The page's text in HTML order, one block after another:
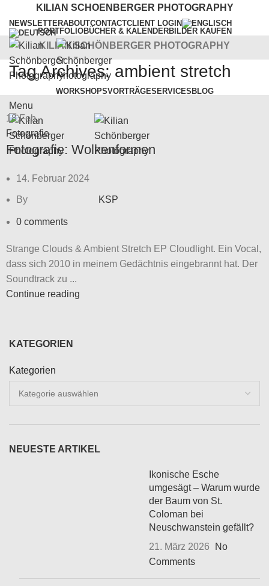
KILIAN SCHOENBERGER PHOTOGRAPHY
NEWSLETTERABOUTCONTACTCLIENT LOGIN
KILIAN SCHÖNBERGER PHOTOGRAPHY
PORTFOLIOBÜCHER & KALENDERBILDER KAUFEN
WORKSHOPSVORTRÄGESERVICES BLOG
Menu
Tag Archives: ambient stretch
18Feb.
Fotografie
Fotografie: Wolkenformen
14. Februar 2024
By KSP
0 comments
Strange Clouds & Ambient Stretch EP Cloudlight. Ein Vocal,
dass sich 2010 in meinem Gedächtnis eingebrannt hat. Der
Soundtrack zu ...
Continue reading
KATEGORIEN
Kategorien
NEUESTE ARTIKEL
Ikonische Esche
umgesägt – Warum wurde
der Baum von St.
Coloman bei
Neuschwanstein gefällt?
21. März 2026
No
Comments